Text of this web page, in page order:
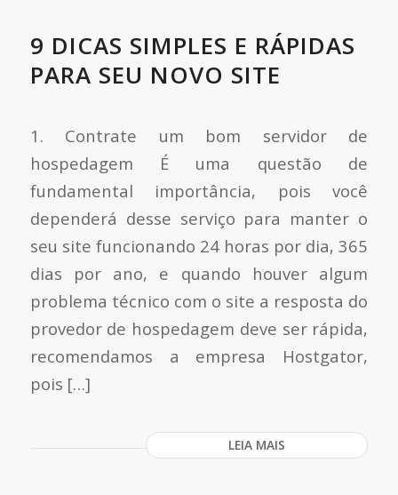
9 DICAS SIMPLES E RÁPIDAS
PARA SEU NOVO SITE
1. Contrate um bom servidor de
hospedagem É uma questão de
fundamental importância, pois você
dependerá desse serviço para manter o
seu site funcionando 24 horas por dia, 365
dias por ano, e quando houver algum
problema técnico com o site a resposta do
provedor de hospedagem deve ser rápida,
recomendamos a empresa Hostgator,
pois […]
LEIA MAIS